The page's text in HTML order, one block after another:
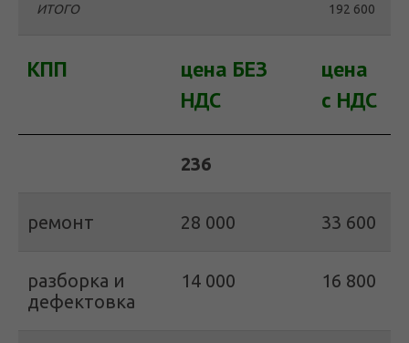
ИТОГО 192 600
КПП
цена БЕЗ
НДС
цена
с НДС
236
ремонт 28 000 33 600
разборка и
дефектовка
14 000 16 800